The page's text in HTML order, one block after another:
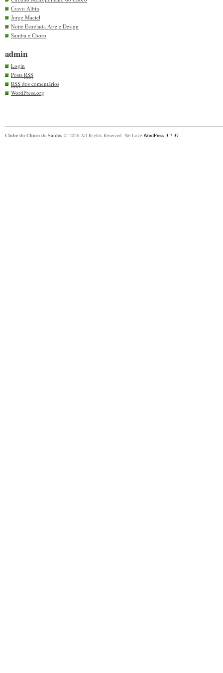
Cravo Albin
Jorge Maciel
Noite Estrelada Arte e Design
Samba e Choro
admin
Login
Posts RSS
RSS dos comentários
WordPress.org
Clube do Choro de Santos © 2026 All Rights Reserved. We Love WordPress 3.7.37 .